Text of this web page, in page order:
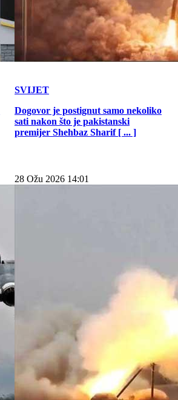
SVIJET
Dogovor je postignut samo nekoliko
sati nakon što je pakistanski
premijer Shehbaz Sharif [ ... ]
28 Ožu 2026 14:01